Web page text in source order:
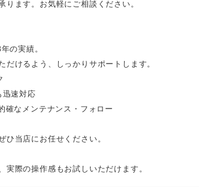
ります。お気軽にご相談ください。
の実績。
だけるよう、しっかりサポートします。
迅速対応
確なメンテナンス・フォロー
ひ当店にお任せください。
実際の操作感もお試しいただけます。